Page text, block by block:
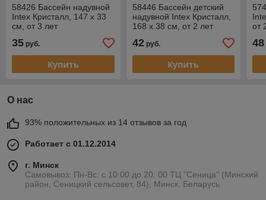
58426 Бассейн надувной
Intex Кристалл, 147 х 33
см, от 3 лет
35 руб.
Купить
58446 Бассейн детский
надувной Intex Кристалл,
168 х 38 см, от 2 лет
42руб.
Купить
от
48
О нас
93% положительных из 14 отзывов за год
Работает с 01.12.2014
г. Минск
Самовывоз: Пн-Вс: с 10:00 до 20: 00 ТЦ "Сеница" (Минский
район, Сеницкий сельсовет, 84), Минск, Беларусь